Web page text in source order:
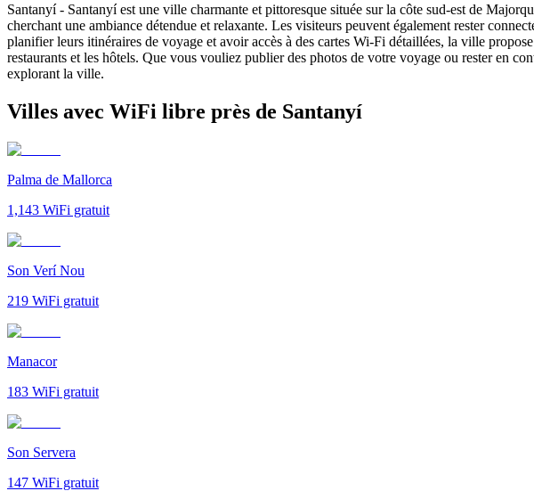
Santanyí- Santanyí est une ville charmante et pittoresque située sur la côte sud-est de
cherchant une ambiance détendue et relaxante. Les visiteurs peuvent également rester
planifier leurs itinéraires de voyage et avoir accès à des cartes Wi-Fi détaillées, la ville
restaurants et les hôtels. Que vous vouliez publier des photos de votre voyage ou rester en
explorant la ville.
Villes avec WiFi libre près de Santanyí
Palma de Mallorca
1,143 WiFi gratuit
Son Verí Nou
219 WiFi gratuit
Manacor
183 WiFi gratuit
Son Servera
147 WiFi gratuit